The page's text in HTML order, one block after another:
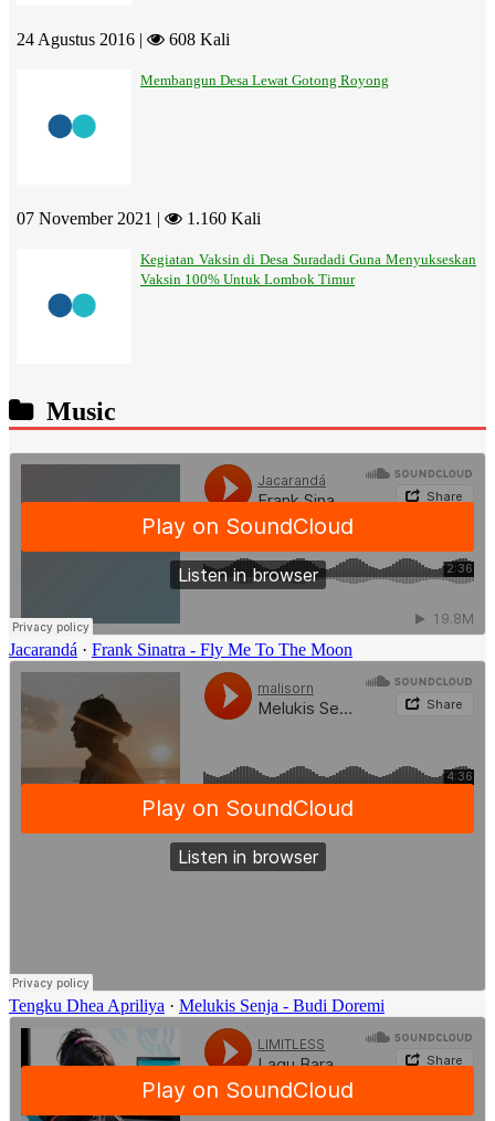
24 Agustus 2016 | 608 Kali
Membangun Desa Lewat Gotong Royong
07 November 2021 | 1.160 Kali
Kegiatan Vaksin di Desa Suradadi Guna Menyukseskan
Vaksin 100% Untuk Lombok Timur
Music
Jacarandá · Frank Sinatra - Fly Me To The Moon
Tengku Dhea Apriliya · Melukis Senja - Budi Doremi